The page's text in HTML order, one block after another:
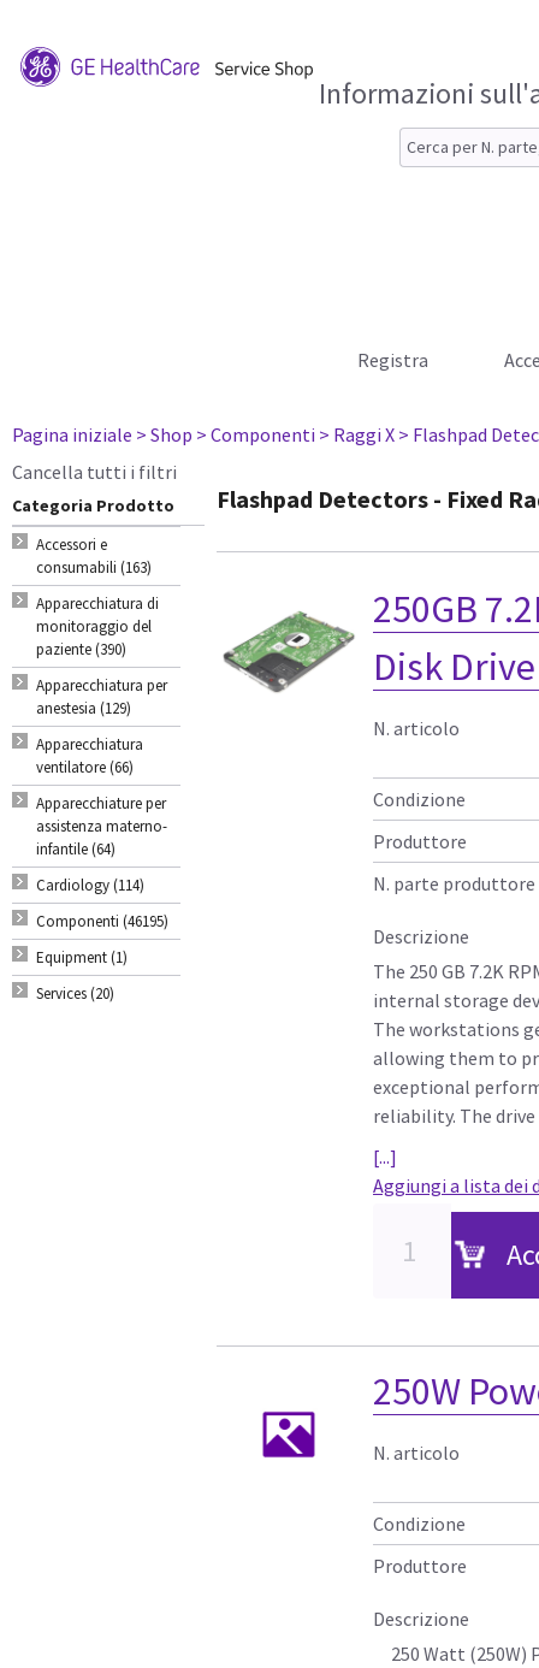
Informazioni
Registra
Pagina iniziale > Shop > Componenti > Raggi X > Flashpad
Cancella tutti i filtri
Categoria Prodotto
Accessori e
consumabili (163)
Apparecchiatura di
monitoraggio del
paziente (390)
Apparecchiatura per
anestesia (129)
Apparecchiatura
ventilatore (66)
Apparecchiature per
assistenza materno-
infantile (64)
Cardiology (114)
Componenti (46195)
Equipment (1)
Services (20)
Flashpad Detectors - Fixed
250GB
Disk
N. articolo
Condizione
Produttore
N. parte produttore
Descrizione
The 250 GB 7.2K
internal storage
The workstations
allowing them to
exceptional
reliability. The
[...]
Aggiungi a lista dei
250W
N. articolo
Condizione
Produttore
Descrizione
250 Watt (250W)